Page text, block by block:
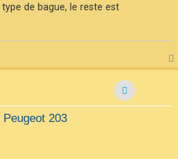
de bague, le reste est
203